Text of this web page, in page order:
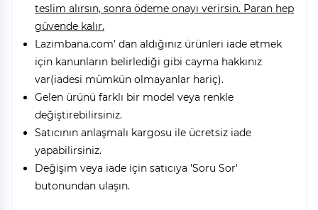
teslim alırsın, sonra ödeme onayı verirsin. Paran hep
güvende kalır.
Lazimbana.com' dan aldığınız ürünleri iade etmek
için kanunların belirlediği gibi cayma hakkınız
var(iadesi mümkün olmayanlar hariç).
Gelen ürünü farklı bir model veya renkle
değiştirebilirsiniz.
Satıcının anlaşmalı kargosu ile ücretsiz iade
yapabilirsiniz.
Değişim veya iade için satıcıya 'Soru Sor'
butonundan ulaşın.